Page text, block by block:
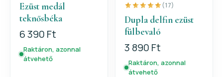
Ezüst medál
teknősbéka
6 390 Ft
Raktáron, azonnal
átvehető
(17)
Dupla delfin ezüst
fülbevaló
3 890 Ft
Raktáron, azonnal
átvehető